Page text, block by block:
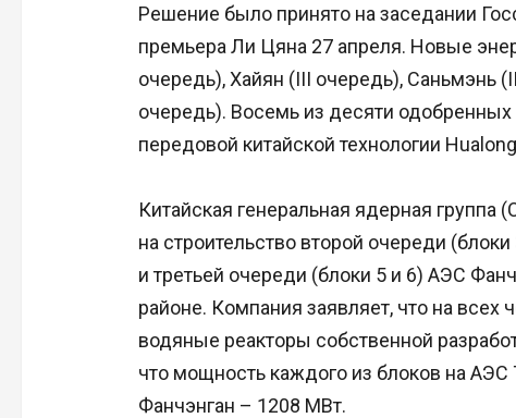
Решение было принято на заседании
премьера Ли Цяна 27 апреля. Новые
очередь), Хайян (III очередь), Саньмэнь
очередь). Восемь из десяти
передовой китайской технологии
Китайская генеральная ядерная группа
на строительство второй очереди
и третьей очереди (блоки 5 и 6) АЭС
районе. Компания заявляет, что на всех
водяные реакторы собственной
что мощность каждого из блоков на
Фанчэнган – 1208 МВт.